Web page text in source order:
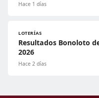
Hace 1 días
LOTERÍAS
Resultados Bonoloto
2026
Hace 2 días